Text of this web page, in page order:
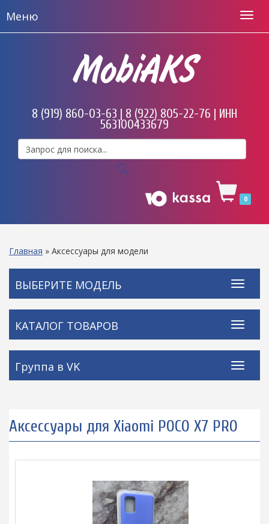
Меню
MobiAKS
8 (919) 860-03-63 | 8 (922) 805-22-76 | ИНН
563100433679
0
Главная » Аксессуары для модели
ВЫБЕРИТЕ МОДЕЛЬ
КАТАЛОГ ТОВАРОВ
Группа в VK
Аксессуары для Xiaomi POCO X7 PRO